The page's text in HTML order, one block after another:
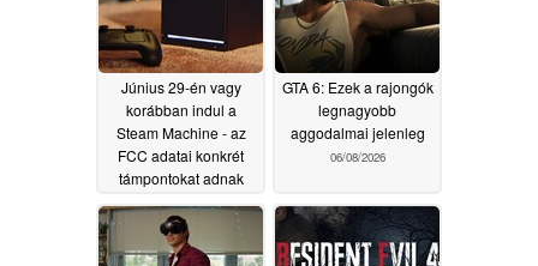
Június 29-én vagy
korábban indul a
Steam Machine - az
FCC adatai konkrét
támpontokat adnak
06/09/2026
GTA 6: Ezek a rajongók
legnagyobb
aggodalmai jelenleg
06/08/2026